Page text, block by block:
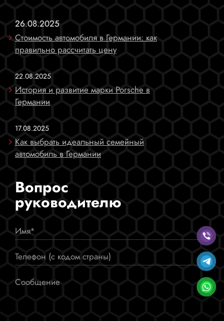
26.08.2025
Стоимость автомобиля в Германии: как
правильно рассчитать цену
22.08.2025
История и развитие марки Porsche в
Германии
17.08.2025
Как выбрать идеальный семейный
автомобиль в Германии
Вопрос
руководителю